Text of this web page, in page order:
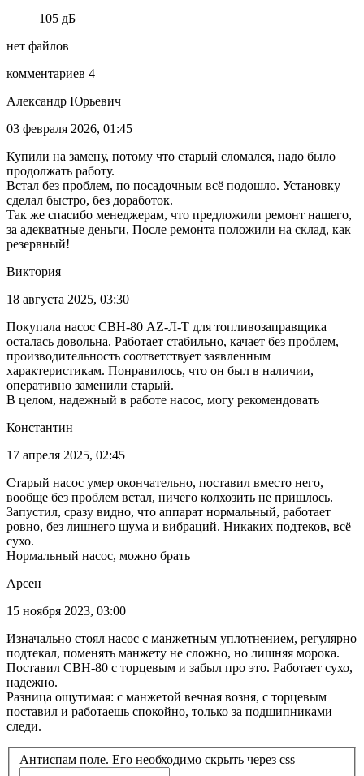
105 дБ
нет файлов
комментариев 4
Александр Юрьевич
03 февраля 2026, 01:45
Купили на замену, потому что старый сломался, надо было
продолжать работу.
Встал без проблем, по посадочным всё подошло. Установку
сделал быстро, без доработок.
Так же спасибо менеджерам, что предложили ремонт нашего,
за адекватные деньги, После ремонта положили на склад, как
резервный!
Виктория
18 августа 2025, 03:30
Покупала насос СВН-80 AZ-Л-Т для топливозаправщика
осталась довольна. Работает стабильно, качает без проблем,
производительность соответствует заявленным
характеристикам. Понравилось, что он был в наличии,
оперативно заменили старый.
В целом, надежный в работе насос, могу рекомендовать
Константин
17 апреля 2025, 02:45
Старый насос умер окончательно, поставил вместо него,
вообще без проблем встал, ничего колхозить не пришлось.
Запустил, сразу видно, что аппарат нормальный, работает
ровно, без лишнего шума и вибраций. Никаких подтеков, всё
сухо.
Нормальный насос, можно брать
Арсен
15 ноября 2023, 03:00
Изначально стоял насос с манжетным уплотнением, регулярно
подтекал, поменять манжету не сложно, но лишняя морока.
Поставил СВН-80 с торцевым и забыл про это. Работает сухо,
надежно.
Разница ощутимая: с манжетой вечная возня, с торцевым
поставил и работаешь спокойно, только за подшипниками
следи.
Антиспам поле. Его необходимо скрыть через css